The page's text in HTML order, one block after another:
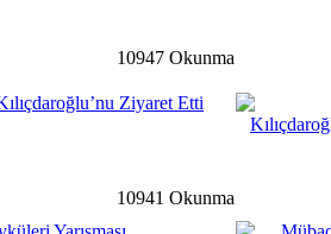
detay ›
10947 Okunma
Ziyaret Etti
10941 Okunma